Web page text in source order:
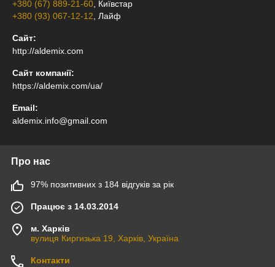
+380 (67) 889-21-60 , Київстар
+380 (93) 067-12-12 , Лайф
Сайт:
http://aldemix.com
Сайт компанії:
https://aldemix.com/ua/
Email:
aldemix.info@gmail.com
Про нас
97% позитивних з 184 відгуків за рік
Працює з 14.03.2014
м. Харків
вулиця Киргизька 19, Харків, Україна
Контакти